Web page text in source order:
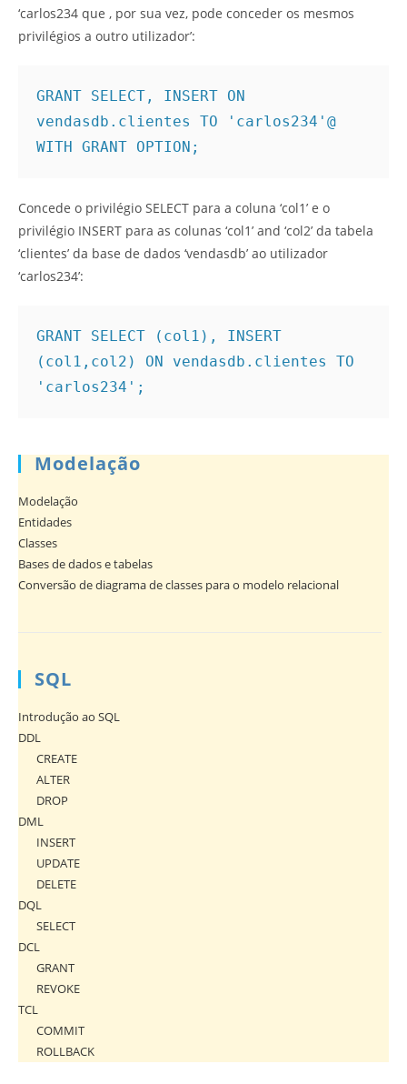
‘carlos234 que , por sua vez, pode conceder os mesmos
privilégios a outro utilizador’:
GRANT SELECT, INSERT ON
vendasdb.clientes TO 'carlos234'@
WITH GRANT OPTION;
Concede o privilégio SELECT para a coluna ‘col1’ e o
privilégio INSERT para as colunas ‘col1’ and ‘col2’ da tabela
‘clientes’ da base de dados ‘vendasdb’ ao utilizador
‘carlos234’:
GRANT SELECT (col1), INSERT
(col1,col2) ON vendasdb.clientes TO
'carlos234';
Modelação
Modelação
Entidades
Classes
Bases de dados e tabelas
Conversão de diagrama de classes para o modelo relacional
SQL
Introdução ao SQL
DDL
CREATE
ALTER
DROP
DML
INSERT
UPDATE
DELETE
DQL
SELECT
DCL
GRANT
REVOKE
TCL
COMMIT
ROLLBACK